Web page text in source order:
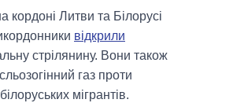
кордоні Литви та Білорусі
відкрили
стрілянину. Вони також
газ проти
мігрантів.